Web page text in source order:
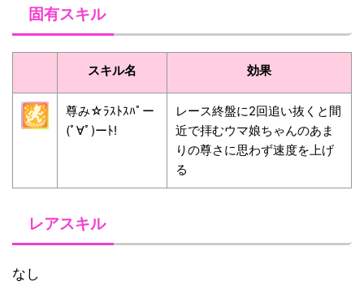
固有スキル
スキル名 効果
尊み☆ﾗｽﾄｽﾊﾟー
(ﾟ∀ﾟ)ーﾄ!
レース終盤に2回追い抜くと間
近で拝むウマ娘ちゃんのあま
りの尊さに思わず速度を上げ
る
レアスキル
なし